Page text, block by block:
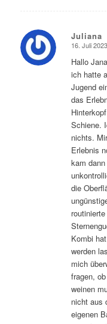
Juliana
sagte:
16. Juli
Hallo
ich hatte
Jugend
das
Schiene.
nichts.
Erlebnis
kam
die
Kombi
werden
mich
fragen,
weinen
nicht aus
eigenen